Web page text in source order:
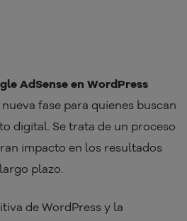
AdSense en WordPress
fase para quienes buscan
digital. Se trata de un proceso
impacto en los resultados
plazo.
de WordPress y la